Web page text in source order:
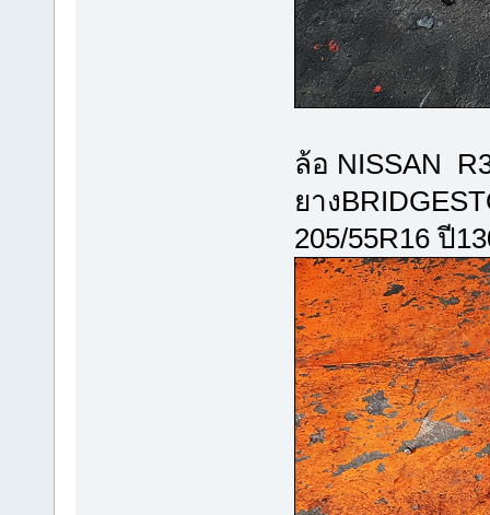
ล้อ NISSAN
ยาง
205/55R16 ปี